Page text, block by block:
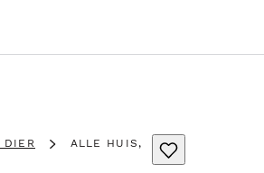
DIER
ALLE HUIS,